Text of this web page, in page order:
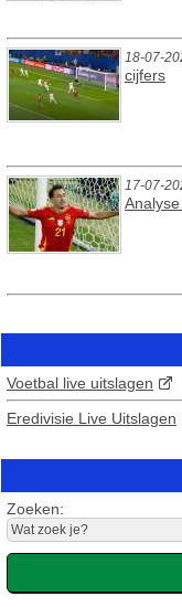
18-07-
cijfers
17-07-
Voetbal live uitslagen
Eredivisie Live Uitslagen
Zoeken: